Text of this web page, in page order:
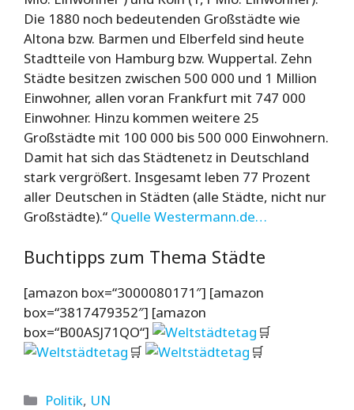
Die 1880 noch bedeutenden Großstädte wie
Altona bzw. Barmen und Elberfeld sind heute
Stadtteile von Hamburg bzw. Wuppertal. Zehn
Städte besitzen zwischen 500 000 und 1 Million
Einwohner, allen voran Frankfurt mit 747 000
Einwohner. Hinzu kommen weitere 25
Großstädte mit 100 000 bis 500 000 Einwohnern.
Damit hat sich das Städtenetz in Deutschland
stark vergrößert. Insgesamt leben 77 Prozent
aller Deutschen in Städten (alle Städte, nicht nur
Großstädte).“ Quelle Westermann.de…
Buchtipps zum Thema Städte
[amazon box=“3000080171″] [amazon
box=“3817479352″] [amazon
box=“B00ASJ71QO“]
🛒
🛒
🛒
Kategorien
Politik, UN